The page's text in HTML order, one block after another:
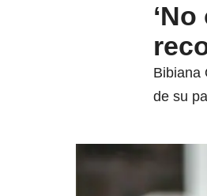
Bibiana
de su